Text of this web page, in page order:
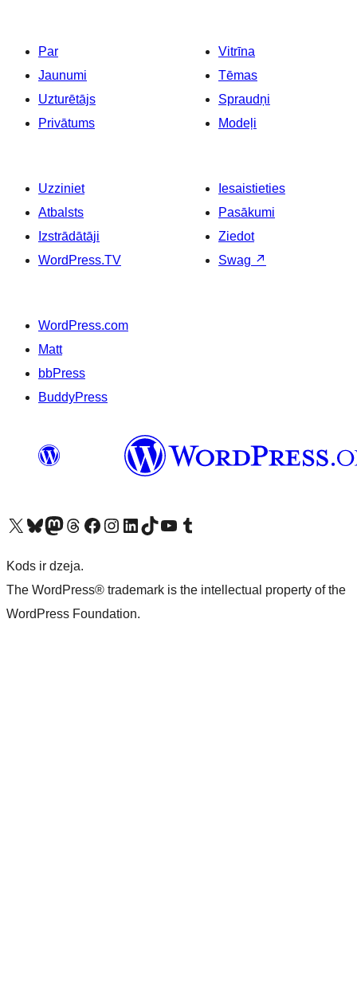
Par
Jaunumi
Uzturētājs
Privātums
Vitrīna
Tēmas
Spraudņi
Modeļi
Uzziniet
Atbalsts
Izstrādātāji
WordPress.TV
Iesaistieties
Pasākumi
Ziedot
Swag ↗
WordPress.com
Matt
bbPress
BuddyPress
Apmeklējiet mūsu X (agrāk Twitter) kontu
Apmeklējiet mūsu Bluesky kontu
Apmeklējiet mūsu Mastodon kontu
Apmeklējiet mūsu Threads kontu
Apmeklējiet mūsu Facebook lapuApmeklējiet mūsu Instagram kontu
Apmeklējiet mūsu LinkedIn kontu
Apmeklējiet mūsu TikTok kontu
Apmeklējiet mūsu YouTube kanālu
Apmeklējiet mūsu Tumblr kontu
Kods ir dzeja.
The WordPress® trademark is the intellectual property of the
WordPress Foundation.